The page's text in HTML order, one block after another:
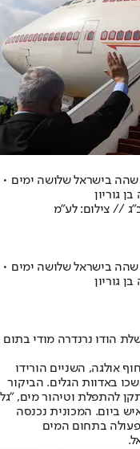
שהה בישראל שלושה ימים •
גוריון
// צילום: לע"מ
שהה בישראל שלושה ימים •
גוריון
הודו נרנדרה מודי בתום
אולגה, השניים הורידו
באדוות הגלים. הביקור
להתפלת וטיהור מים, "גל
אשר יכול לספק מי שתייה לכ-22,000 איש ביום. המכונית נכנסה
בתחום המים